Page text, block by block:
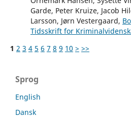
Garde, Peter Kruize, Jacob
Larsson, Jørn Vestergaard,
Tidsskrift for
1 2 3 4 5 6 7 8 9 10 > >>
Sprog
English
Dansk